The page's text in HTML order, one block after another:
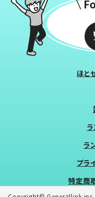
ほと
ラ
プラ
特定商